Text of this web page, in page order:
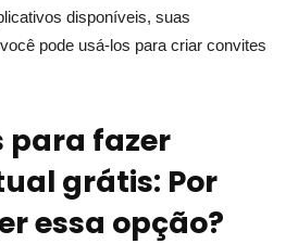
disponíveis, suas
pode usá-los para criar convites
para fazer
grátis: Por
essa opção?